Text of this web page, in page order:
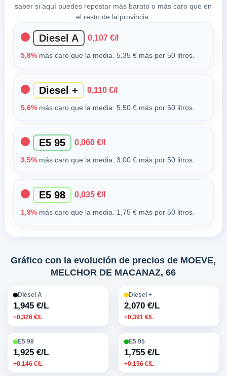
saber si aquí puedes repostar más barato o más caro que en
el resto de la provincia.
Diesel A 0,107 €/l
5,8%más caro que la media. 5,35 € más por 50 litros.
Diesel + 0,110 €/l
5,6%más caro que la media. 5,50 € más por 50 litros.
E5 95 0,060 €/l
3,5%más caro que la media. 3,00 € más por 50 litros.
E5 98 0,035 €/l
1,9%más caro que la media. 1,75 € más por 50 litros.
Gráfico con la evolución de precios de MOEVE,
MELCHOR DE MACANAZ, 66
Diesel A
1,945 €/L
+0,326 €/L
Diesel +
2,070 €/L
+0,391 €/L
E5 98
1,925 €/L
+0,146 €/L
E5 95
1,755 €/L
+0,156 €/L